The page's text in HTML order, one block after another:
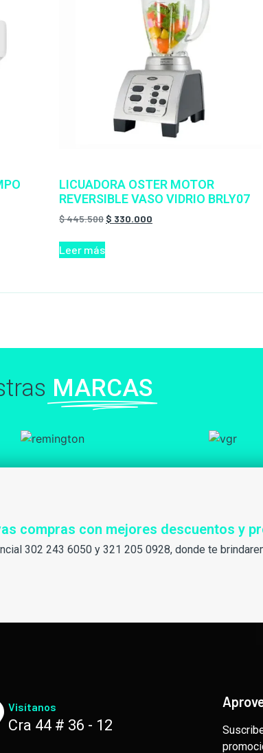
LICUADORA OSTER MOTOR
REVERSIBLE VASO VIDRIO BRLY07
$445.500 $ 330.000
Leer más
MARCAS
compras con mejores descuentos y
302 243 6050 y 321 205 0928, donde te
Visítanos
Cra 44 # 36 - 12